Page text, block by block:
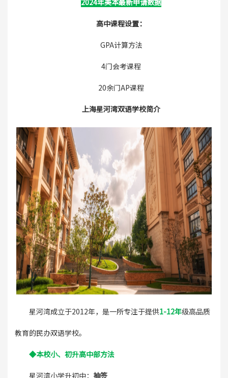
2024年美本最新申请数据
高中课程设置：
GPA计算方法
4门会考课程
20余门AP课程
上海星河湾双语学校简介
星河湾成立于2012年，是一所专注于提供1-12年级高品质
教育的民办双语学校。
◆本校小、初升高中部方法
星河湾小学升初中： 抽签